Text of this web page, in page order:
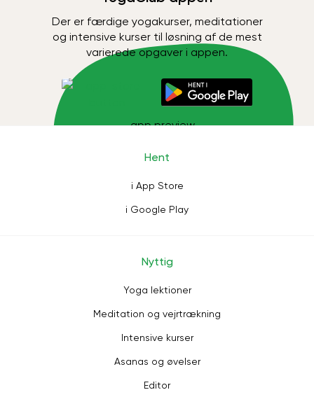
Der er færdige yogakurser, meditationer
og intensive kurser til løsning af de mest
varierede opgaver i appen.
Hent
i App Store
i Google Play
Nyttig
Yoga lektioner
Meditation og vejrtrækning
Intensive kurser
Asanas og øvelser
Editor